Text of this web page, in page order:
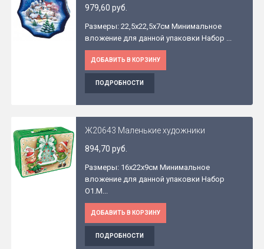
979,60 руб.
Размеры: 22,5x22,5x7см Минимальное
вложение для данной упаковки Набор ...
ДОБАВИТЬ В КОРЗИНУ
ПОДРОБНОСТИ
Ж20643 Маленькие художники
894,70 руб.
Размеры: 16x22x9см Минимальное
вложение для данной упаковки Набор
O1.М...
ДОБАВИТЬ В КОРЗИНУ
ПОДРОБНОСТИ